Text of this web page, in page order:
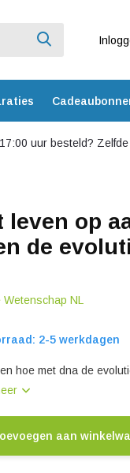
uur besteld? Zelfde
leven op
de
NL
2-5 werkdagen
hoe met dna de
aan